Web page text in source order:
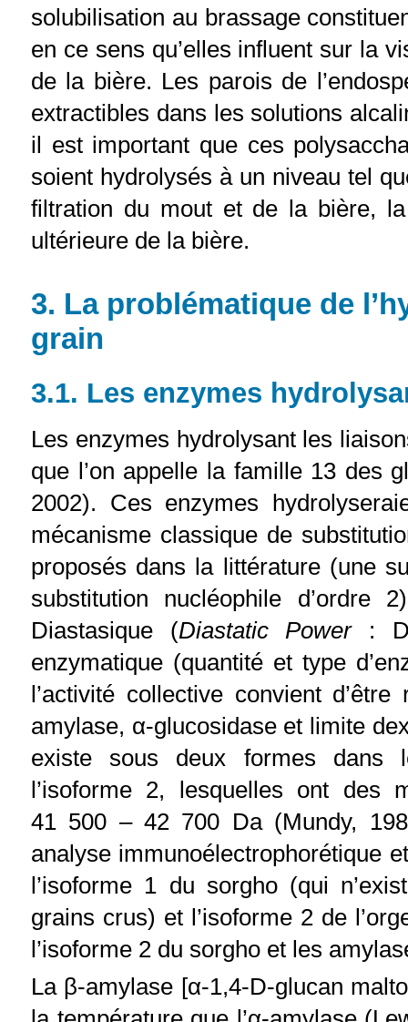
solubilisation au brassage
en ce sens qu’elles influent sur la
de la bière. Les parois de
extractibles dans les solutions
il est important que ces
soient hydrolysés à un niveau tel
filtration du mout et de la bière,
ultérieure de la bière.
3. La problématique de
grain
3.1. Les enzymes
Les enzymes hydrolysant les
que l’on appelle la famille 13 des
2002). Ces enzymes
mécanisme classique de
proposés dans la littérature (une
substitution nucléophile d’ordre
Diastasique (Diastatic Power :
enzymatique (quantité et type
l’activité collective convient
amylase, α-glucosidase et limite
existe sous deux formes dans
l’isoforme 2, lesquelles ont des
41 500 – 42 700 Da (Mundy,
analyse immunoélectrophorétique
l’isoforme 1 du sorgho (qui
grains crus) et l’isoforme 2 de
l’isoforme 2 du sorgho et les
La β-amylase [α-1,4-D-glucan